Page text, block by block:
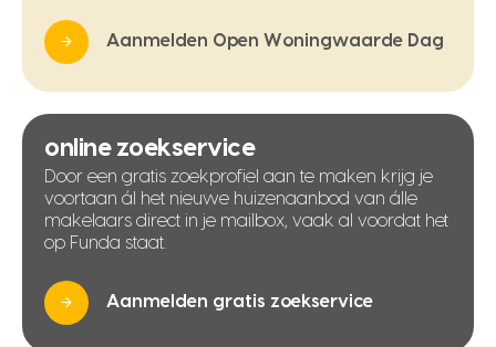
Aanmelden Open Woningwaarde Dag
online zoekservice
Door een gratis zoekprofiel aan te maken krijg je
voortaan ál het nieuwe huizenaanbod van álle
makelaars direct in je mailbox, vaak al voordat het
op Funda staat.
Aanmelden gratis zoekservice